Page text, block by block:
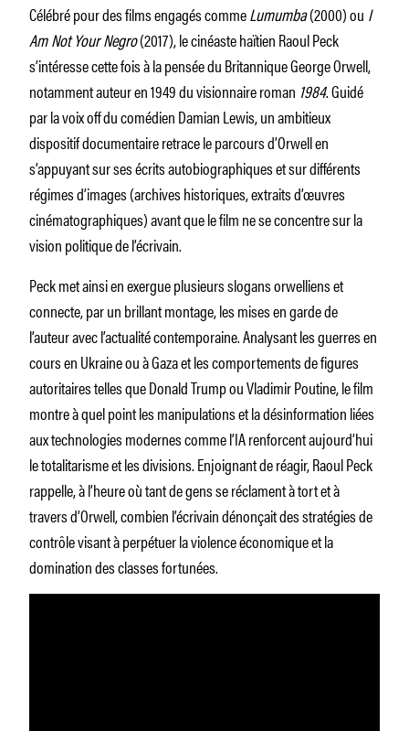
Célébré pour des films engagés commeLumumba(2000) ou I
Am Not Your Negro(2017), le cinéaste haïtien Raoul Peck
s’intéresse cette fois à la pensée du Britannique George Orwell,
notamment auteur en 1949 du visionnaire roman 1984. Guidé
par la voix off du comédien Damian Lewis, un ambitieux
dispositif documentaire retrace le parcours d’Orwell en
s’appuyant sur ses écrits autobiographiques et sur différents
régimes d’images (archives historiques, extraits d’œuvres
cinématographiques) avant que le film ne se concentre sur la
vision politique de l’écrivain.
Peck met ainsi en exergue plusieurs slogans orwelliens et
connecte, par un brillant montage, les mises en garde de
l’auteur avec l’actualité contemporaine. Analysant les guerres en
cours en Ukraine ou à Gaza et les comportements de figures
autoritaires telles que Donald Trump ou Vladimir Poutine, le film
montre à quel point les manipulations et la désinformation liées
aux technologies modernes comme l’IA renforcent aujourd’hui
le totalitarisme et les divisions. Enjoignant de réagir, Raoul Peck
rappelle, à l’heure où tant de gens se réclament à tort et à
travers d’Orwell, combien l’écrivain dénonçait des stratégies de
contrôle visant à perpétuer la violence économique et la
domination des classes fortunées.